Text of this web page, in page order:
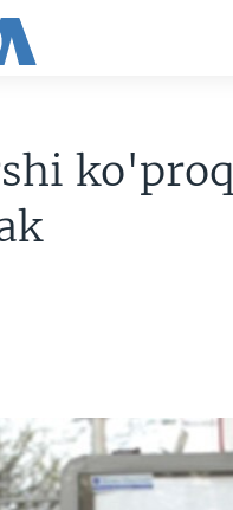
ko'proq